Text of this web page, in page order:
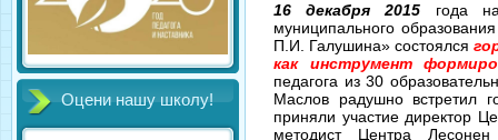
Оцени нашу школу!
16 декабря 2015 года на
муниципального
П.И. Галушина» состоялся
как инструмент
педагога из 30
Маслов радушно встретил
приняли участие директор
методист Центра